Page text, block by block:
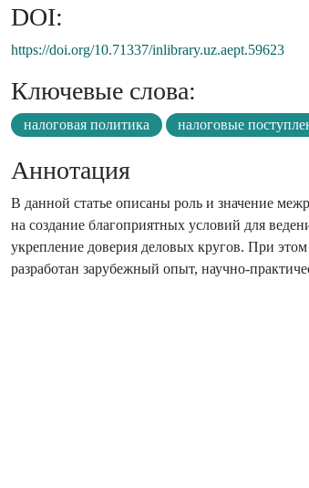
DOI:
https://doi.org/10.71337/inlibrary.uz.aept.59623
Ключевые слова:
налоговая политика налоговые
Аннотация
В данной статье описаны роль и значение
на создание благоприятных условий для
укрепление доверия деловых кругов. При
разработан зарубежный опыт, научно-